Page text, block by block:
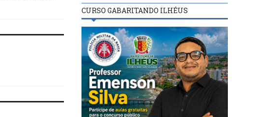
CURSO GABARITANDO ILHÉUS